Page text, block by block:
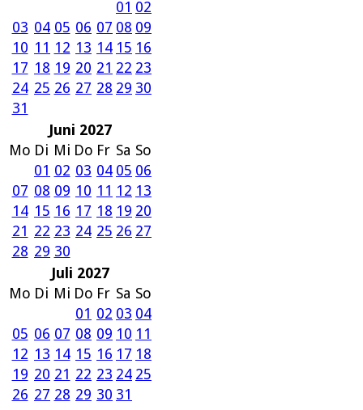
01 02
03 04 05 06 07 08 09
10 11 12 13 14 15 16
17 18 19 20 21 22 23
24 25 26 27 28 29 30
31
Juni 2027
Mo Di Mi Do Fr Sa So
01 02 03 04 05 06
07 08 09 10 11 12 13
14 15 16 17 18 19 20
21 22 23 24 25 26 27
28 29 30
Juli 2027
Mo Di Mi Do Fr Sa So
01 02 03 04
05 06 07 08 09 10 11
12 13 14 15 16 17 18
19 20 21 22 23 24 25
26 27 28 29 30 31